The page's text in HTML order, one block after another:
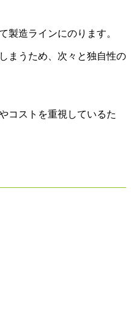
製造ラインにのります。
まうため、次々と独自性の
コストを重視しているた